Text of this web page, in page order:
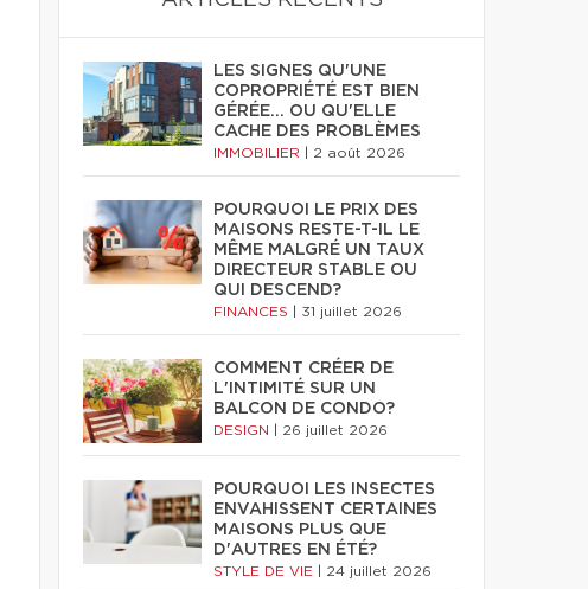
LES SIGNES QU'UNE
COPROPRIÉTÉ EST BIEN
GÉRÉE… OU QU'ELLE
CACHE DES PROBLÈMES
IMMOBILIER 2 août 2026
POURQUOI LE PRIX DES
MAISONS RESTE-T-IL LE
MÊME MALGRÉ UN TAUX
DIRECTEUR STABLE OU
QUI DESCEND?
FINANCES 31 juillet 2026
COMMENT CRÉER DE
L'INTIMITÉ SUR UN
BALCON DE CONDO?
DESIGN 26 juillet 2026
POURQUOI LES INSECTES
ENVAHISSENT CERTAINES
MAISONS PLUS QUE
D'AUTRES EN ÉTÉ?
STYLE DE VIE 24 juillet 2026